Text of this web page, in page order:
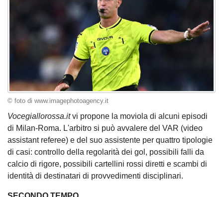
© foto di www.imagephotoagency.it
Vocegiallorossa.itvi propone la moviola di alcuni episodi
di Milan-Roma. L'arbitro si può avvalere del VAR (video
assistant referee) e del suo assistente per quattro tipologie
di casi: controllo della regolarità dei gol, possibili falli da
calcio di rigore, possibili cartellini rossi diretti e scambi di
identità di destinatari di provvedimenti disciplinari.